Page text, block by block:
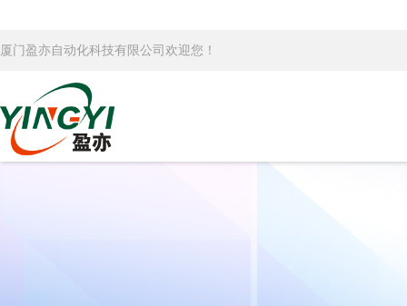
厦门盈亦自动化科技有限公司欢迎您！